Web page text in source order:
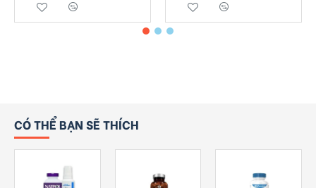
CÓ THỂ BẠN SẼ THÍCH